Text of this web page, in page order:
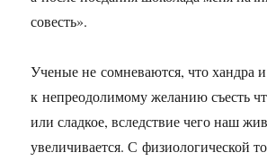
совесть».
Ученые не сомневаются, что хандра
к непреодолимому желанию съесть
или сладкое, вследствие чего наш
увеличивается. С физиологической